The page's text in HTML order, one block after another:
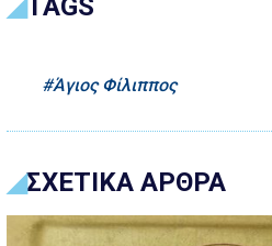
TAGS
Άγιος Φίλιππος
ΣΧΕΤΙΚΑ ΑΡΘΡΑ